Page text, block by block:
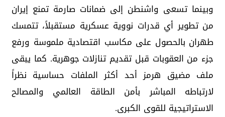
وبينما تسعى واشنطن إلى ضمانات صارمة تمنع إيران
من تطوير أي قدرات نووية عسكرية مستقبلاً، تتمسك
طهران بالحصول على مكاسب اقتصادية ملموسة ورفع
جزء من العقوبات قبل تقديم تنازلات جوهرية. كما يبقى
ملف مضيق هرمز أحد أكثر الملفات حساسية نظراً
لارتباطه المباشر بأمن الطاقة العالمي والمصالح
الاستراتيجية للقوى الكبرى.